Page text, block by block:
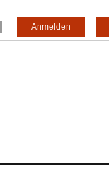
Anmelden